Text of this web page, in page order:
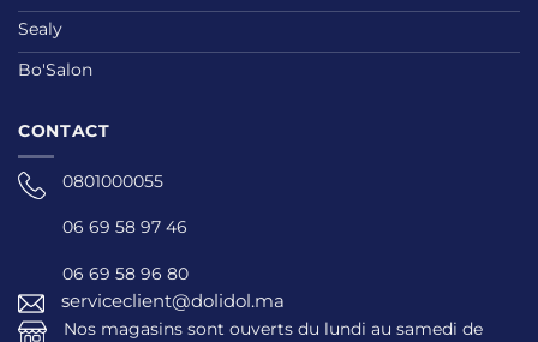
Sealy
Bo'Salon
CONTACT
0801000055
06 69 58 97 46
06 69 58 96 80
serviceclient@dolidol.ma
Nos magasins sont ouverts du lundi au samedi de